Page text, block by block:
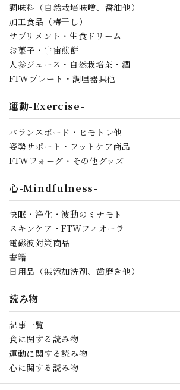
調味料（自然栽培味噌、醤油他）
加工食品（梅干し）
サプリメント・生食ドリーム
お菓子・宇宙煎餅
人参ジュース・自然栽培茶・酒
FTWプレート・調理器具他
運動-Exercise-
バランスボード・ヒモトレ他
姿勢サポート・フットケア商品
FTWフォーグ・その他グッズ
心-Mindfulness-
快眠・浄化・波動のミナモト
スキンケア・FTWフィオーラ
電磁波対策商品
書籍
日用品（無添加洗剤、歯磨き他）
読み物
記事一覧
食に関する読み物
運動に関する読み物
心に関する読み物